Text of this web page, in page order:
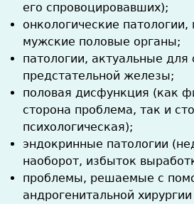
его спровоцировавших);
онкологические
мужские половые органы;
патологии, актуальные для
предстательной железы;
половая дисфункция (как
сторона проблема, так и
психологическая);
эндокринные патологии
наоборот, избыток
проблемы, решаемые с
андрогенитальной